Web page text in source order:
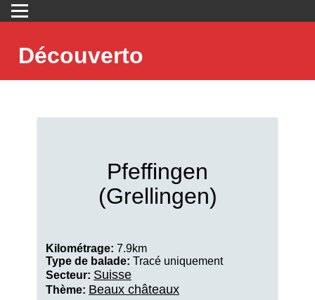
Découverto
Pfeffingen
(Grellingen)
Kilométrage: 7.9km
Type de balade: Tracé uniquement
Secteur: Suisse
Thème: Beaux châteaux